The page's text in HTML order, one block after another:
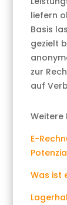
liefern
Basis
gezielt
zur
auf
Weitere
E-
Was ist